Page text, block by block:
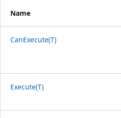
Name
CanExecute(T)
Execute(T)